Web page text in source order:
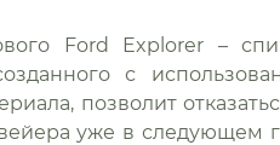
Ford Explorer –
с
позволит
уже в следующем